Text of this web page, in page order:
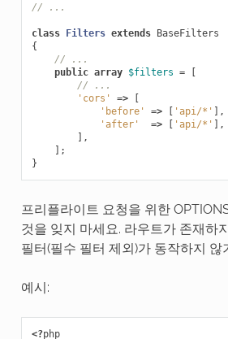
// ...
class Filters extends BaseFilters
{
// ...
public array $filters =
[
// ...
'cors'
=>
[
'before'
=> [ 'api/*' ],
'after'
=> [ 'api/*' ],
],
];
}
프리플라이트 요청을 위한
것을 잊지 마세요. 라우트가 존재하
필터(필수 필터 제외)가 동작하지 않
예시:
<?php